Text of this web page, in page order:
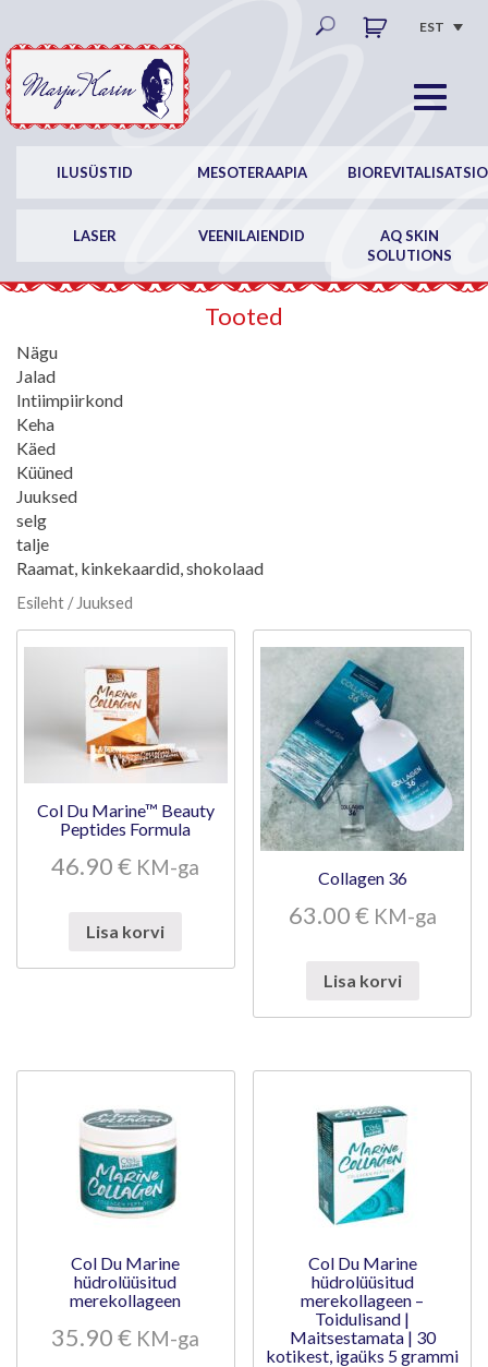
EST
ILUSÜSTID MESOTERAAPIA
LASER VEENILAIENDID
AQ SKIN
SOLUTIONS
Tooted
Nägu
Jalad
Intiimpiirkond
Keha
Käed
Küüned
Juuksed
selg
talje
Raamat, kinkekaardid, shokolaad
Esileht / Juuksed
Col Du Marine™ Beauty
Peptides Formula
46.90€ KM-ga
Lisa korvi
Collagen 36
63.00€ KM-ga
Lisa korvi
Col Du Marine
hüdrolüüsitud
merekollageen
35.90€ KM-ga
Col Du Marine
hüdrolüüsitud
merekollageen –
Toidulisand |
Maitsestamata | 30
kotikest, igaüks 5 grammi